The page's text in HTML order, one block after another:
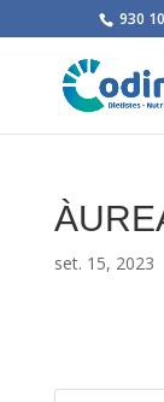
930
set. 15, 2023